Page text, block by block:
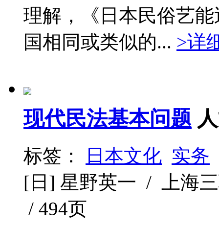
理解，《日本民俗艺
国相同或类似的... >详
现代民法基本问题
标签： 日本文化 实务
[日] 星野英一 / 上海
/ 494页